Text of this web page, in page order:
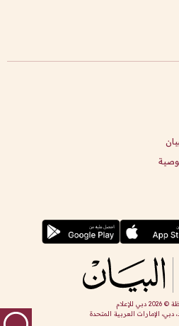
©
2026 دبي للإعلام